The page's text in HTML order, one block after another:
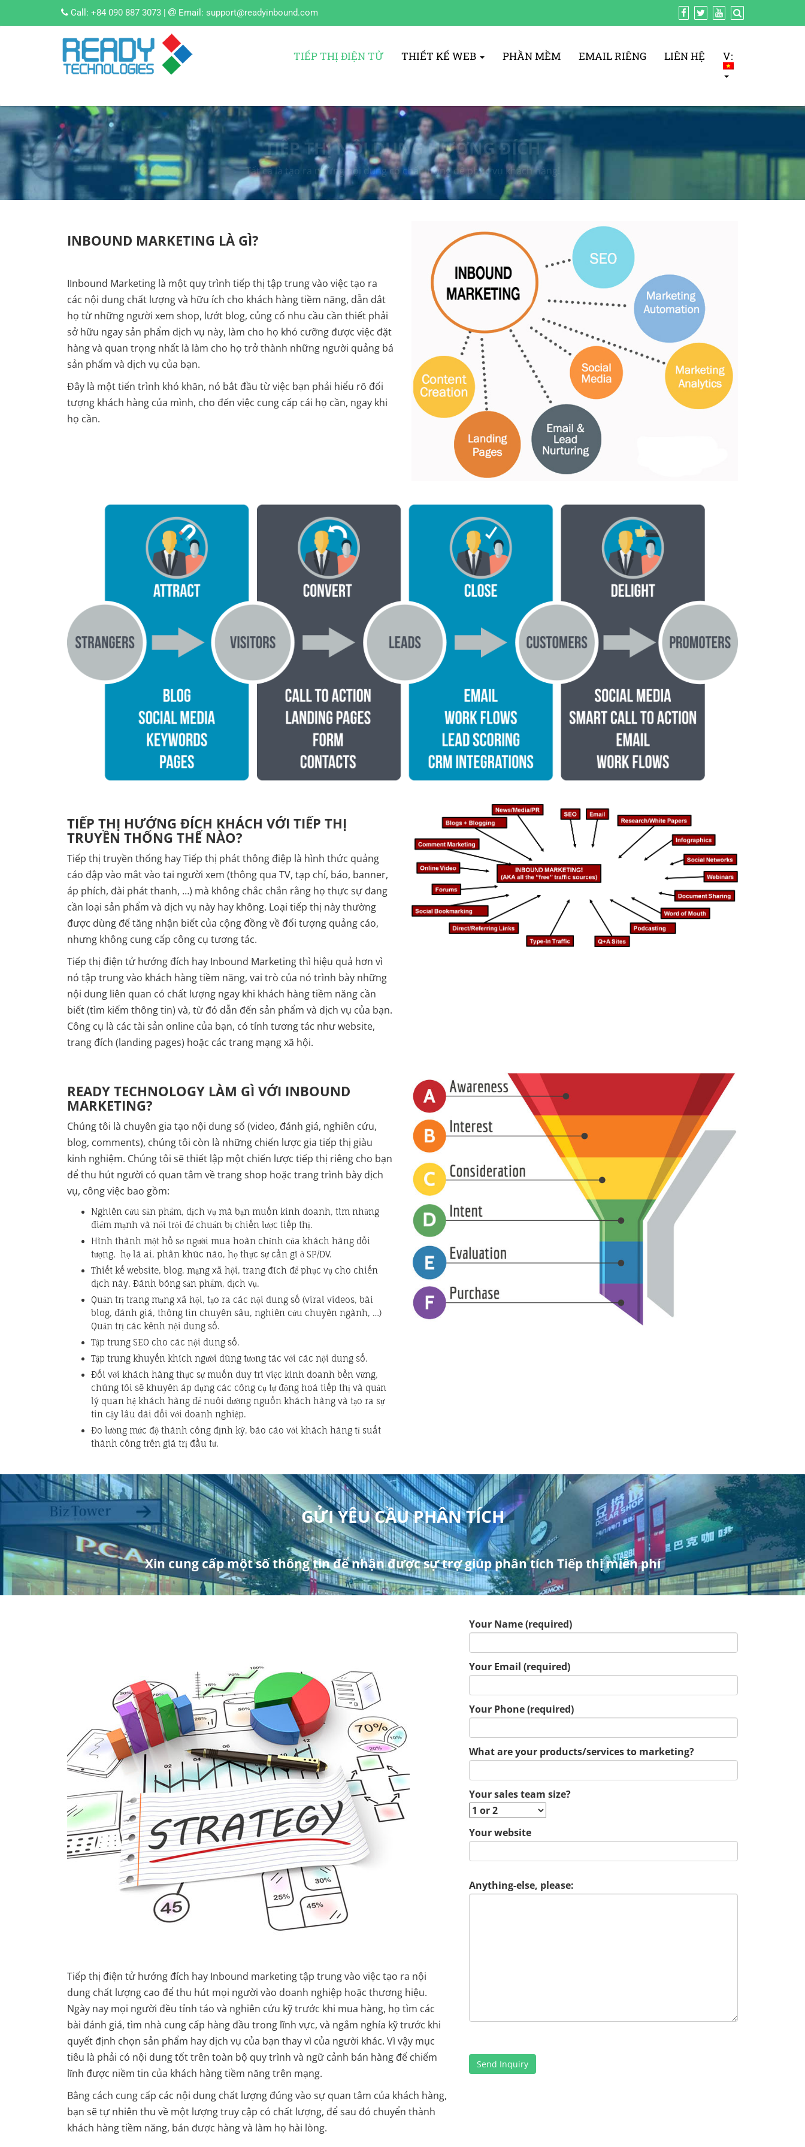
Call: +84 090 887 3073 | Email: support@readyinbound.com
TIẾP THỊ ĐIỆN TỬ THIẾT KẾ WEB PHẦN MỀM EMAIL RIÊNG LIÊN HỆ V:
TIẾP THỊ NỘI DUNG HƯỚNG ĐÍCH
Tất cả là tạo ra những nội dung có chất lượng để phục vụ khách hàng!
INBOUND MARKETING LÀ GÌ?
IInbound Marketing là một quy trình tiếp thị tập trung vào việc tạo ra
các nội dung chất lượng và hữu ích cho khách hàng tiềm năng, dẫn dắt
họ từ những người xem shop, lướt blog, củng cố nhu cầu cần thiết phải
sở hữu ngay sản phẩm dịch vụ này, làm cho họ khó cưỡng được việc đặt
hàng và quan trọng nhất là làm cho họ trở thành những người quảng bá
sản phẩm và dịch vụ của bạn.
Đây là một tiến trình khó khăn, nó bắt đầu từ việc bạn phải hiểu rõ đối
tượng khách hàng của mình, cho đến việc cung cấp cái họ cần, ngay khi
họ cần.
TIẾP THỊ HƯỚNG ĐÍCH KHÁCH VỚI TIẾP THỊ
TRUYỀN THỐNG THẾ NÀO?
Tiếp thị truyền thống hay Tiếp thị phát thông điệp là hình thức quảng
cáo đập vào mắt vào tai người xem (thông qua TV, tạp chí, báo, banner,
áp phích, đài phát thanh, …) mà không chắc chắn rằng họ thực sự đang
cần loại sản phẩm và dịch vụ này hay không. Loại tiếp thị này thường
được dùng để tăng nhận biết của cộng đồng về đối tượng quảng cáo,
nhưng không cung cấp công cụ tương tác.
Tiếp thị điện tử hướng đích hay Inbound Marketing thì hiệu quả hơn vì
nó tập trung vào khách hàng tiềm năng, vai trò của nó trình bày những
nội dung liên quan có chất lượng ngay khi khách hàng tiềm năng cần
biết (tìm kiếm thông tin) và, từ đó dẫn đến sản phẩm và dịch vụ của bạn.
Công cụ là các tài sản online của bạn, có tính tương tác như website,
trang đích (landing pages) hoặc các trang mạng xã hội.
READY TECHNOLOGY LÀM GÌ VỚI INBOUND
MARKETING?
Chúng tôi là chuyên gia tạo nội dung số (video, đánh giá, nghiên cứu,
blog, comments), chúng tôi còn là những chiến lược gia tiếp thị giàu
kinh nghiệm. Chúng tôi sẽ thiết lập một chiến lược tiếp thị riêng cho bạn
để thu hút người có quan tâm về trang shop hoặc trang trình bày dịch
vụ, công việc bao gồm:
Nghiên cứu sản phẩm, dịch vụ mà bạn muốn kinh doanh, tìm những
điểm mạnh và nổi trội để chuẩn bị chiến lược tiếp thị.
Hình thành một hồ sơ người mua hoàn chỉnh của khách hàng đối
tượng, họ là ai, phân khúc nào, họ thực sự cần gì ở SP/DV.
Thiết kế website, blog, mạng xã hội, trang đích để phục vụ cho chiến
dịch này. Đánh bóng sản phẩm, dịch vụ.
Quản trị trang mạng xã hội, tạo ra các nội dung số (viral videos, bài
blog, đánh giá, thông tin chuyên sâu, nghiên cứu chuyên ngành, …)
Quản trị các kênh nội dung số.
Tập trung SEO cho các nội dung số.
Tập trung khuyến khích người dùng tương tác với các nội dung số.
Đối với khách hàng thực sự muốn duy trì việc kinh doanh bền vững,
chúng tôi sẽ khuyên áp dụng các công cụ tự động hoá tiếp thị và quản
lý quan hệ khách hàng để nuôi dưỡng nguồn khách hàng và tạo ra sự
tin cậy lâu dài đối với doanh nghiệp.
Đo lường mức độ thành công định kỳ, báo cáo với khách hàng tỉ suất
thành công trên giá trị đầu tư.
GỬI YÊU CẦU PHÂN TÍCH
Xin cung cấp một số thông tin để nhận được sự trợ giúp phân tích Tiếp thị miễn phí
Tiếp thị điện tử hướng đích hay Inbound marketing tập trung vào việc tạo ra nội
dung chất lượng cao để thu hút mọi người vào doanh nghiệp hoặc thương hiệu.
Ngày nay mọi người đều tỉnh táo và nghiên cứu kỹ trước khi mua hàng, họ tìm các
bài đánh giá, tìm nhà cung cấp hàng đầu trong lĩnh vực, và ngắm nghía kỹ trước khi
quyết định chọn sản phẩm hay dịch vụ của bạn thay vì của người khác. Vì vậy mục
tiêu là phải có nội dung tốt trên toàn bộ quy trình và ngữ cảnh bán hàng để chiếm
lĩnh được niềm tin của khách hàng tiềm năng trên mạng.
Bằng cách cung cấp các nội dung chất lượng đúng vào sự quan tâm của khách hàng,
bạn sẽ tự nhiên thu về một lượng truy cập có chất lượng, để sau đó chuyển thành
khách hàng tiềm năng, bán được hàng và làm họ hài lòng.
Your Name (required)
Your Email (required)
Your Phone (required)
What are your products/services to marketing?
Your sales team size?
Your website
Anything-else, please: